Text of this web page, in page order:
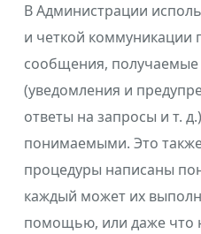
В Администрации
и четкой коммуникации
сообщения,
(уведомления и
ответы на запросы и т.
понимаемыми. Это также
процедуры написаны
каждый может их
помощью, или даже что